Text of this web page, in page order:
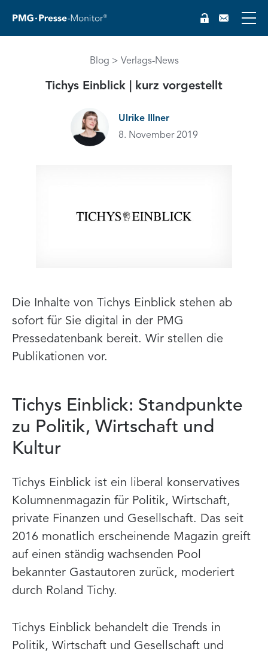
Blog Verlags-News
Tichys Einblick | kurz vorgestellt
Ulrike Illner
8. November 2019
Die Inhalte von Tichys Einblick stehen ab
sofort für Sie digital in der PMG
Pressedatenbank bereit. Wir stellen die
Publikationen vor.
Tichys Einblick: Standpunkte
zu Politik, Wirtschaft und
Kultur
Tichys Einblick ist ein liberal konservatives
Kolumnenmagazin für Politik, Wirtschaft,
private Finanzen und Gesellschaft. Das seit
2016 monatlich erscheinende Magazin greift
auf einen ständig wachsenden Pool
bekannter Gastautoren zurück, moderiert
durch Roland Tichy.
Tichys Einblick behandelt die Trends in
Politik, Wirtschaft und Gesellschaft und